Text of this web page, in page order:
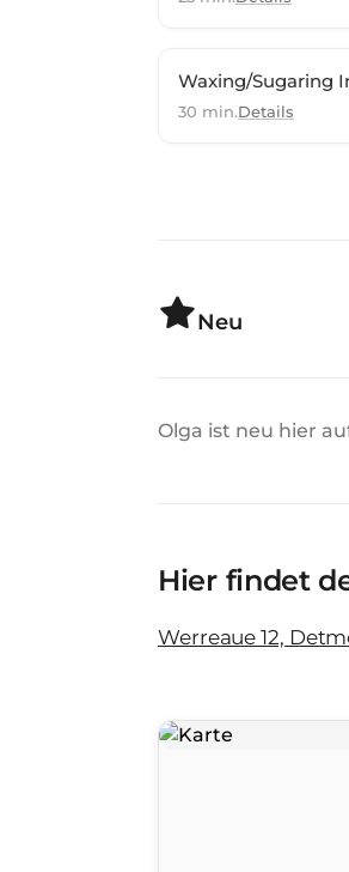
Waxing/Sugaring
30 min.Details
Neu
Olga ist neu hier
Hier findet
Werreaue 12,